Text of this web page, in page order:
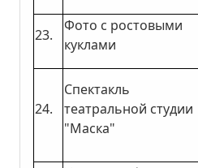
23.
Фото с ростовыми
куклами
24.
Спектакль
театральной студии
"Маска"